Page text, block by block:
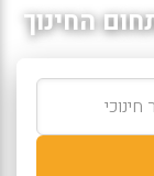
החינוך